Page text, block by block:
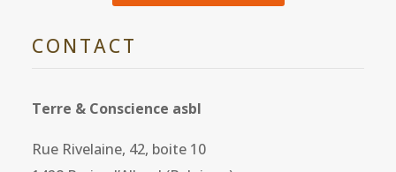
CONTACT
Terre & Conscience asbl
Rue Rivelaine, 42, boite 10